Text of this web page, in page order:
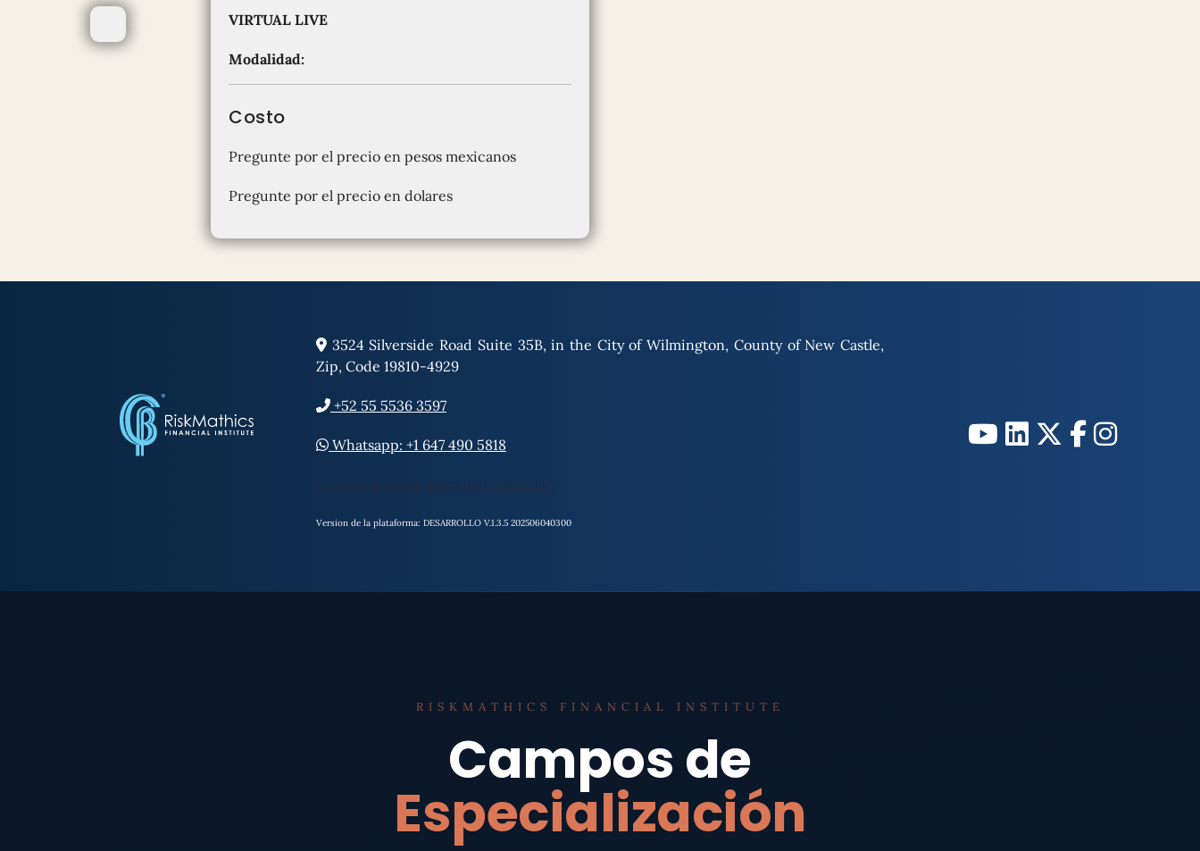
VIRTUAL LIVE
Modalidad:
Costo
Pregunte por el precio en pesos mexicanos
Pregunte por el precio en dolares
3524 Silverside Road Suite 35B, in the City of Wilmington, County of New Castle,
Zip, Code 19810-4929
+52 55 5536 3597
Whatsapp: +1 647 490 5818
Version de la plataforma: DESARROLLO V.1.3.5 202506040300
RISKMATHICS FINANCIAL INSTITUTE
Campos de
Especialización